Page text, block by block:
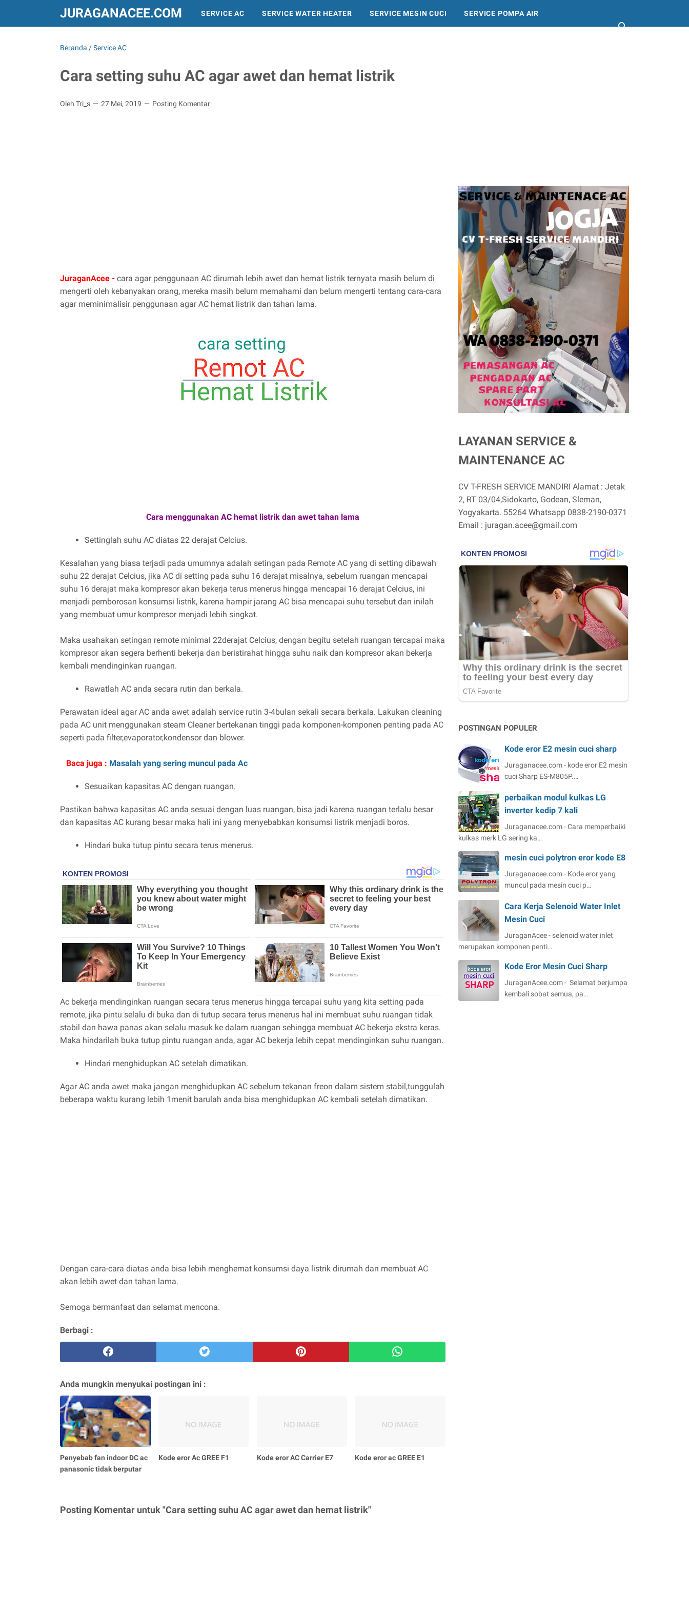
JURAGANACEE.COM SERVICE AC SERVICE WATER HEATER SERVICE MESIN CUCI SERVICE POMPA AIR
Beranda /Service AC
Cara setting suhu AC agar awet dan hemat listrik
Oleh Tri_s 27 Mei, 2019 Posting Komentar
JuraganAcee - cara agar penggunaan AC dirumah lebih awet dan hemat listrik ternyata masih belum di
mengerti oleh kebanyakan orang, mereka masih belum memahami dan belum mengerti tentang cara-cara
agar meminimalisir penggunaan agar AC hemat listrik dan tahan lama.
Cara menggunakan AC hemat listrik dan awet tahan lama
Settinglah suhu AC diatas 22 derajat Celcius.
Kesalahan yang biasa terjadi pada umumnya adalah setingan pada Remote AC yang di setting dibawah
suhu 22 derajat Celcius, jika AC di setting pada suhu 16 derajat misalnya, sebelum ruangan mencapai
suhu 16 derajat maka kompresor akan bekerja terus menerus hingga mencapai 16 derajat Celcius, ini
menjadi pemborosan konsumsi listrik, karena hampir jarang AC bisa mencapai suhu tersebut dan inilah
yang membuat umur kompresor menjadi lebih singkat.
Maka usahakan setingan remote minimal 22derajat Celcius, dengan begitu setelah ruangan tercapai maka
kompresor akan segera berhenti bekerja dan beristirahat hingga suhu naik dan kompresor akan bekerja
kembali mendinginkan ruangan.
Rawatlah AC anda secara rutin dan berkala.
Perawatan ideal agar AC anda awet adalah service rutin 3-4bulan sekali secara berkala. Lakukan cleaning
pada AC unit menggunakan steam Cleaner bertekanan tinggi pada komponen-komponen penting pada AC
seperti pada filter,evaporator,kondensor dan blower.
Baca juga : Masalah yang sering muncul pada Ac
Sesuaikan kapasitas AC dengan ruangan.
Pastikan bahwa kapasitas AC anda sesuai dengan luas ruangan, bisa jadi karena ruangan terlalu besar
dan kapasitas AC kurang besar maka hali ini yang menyebabkan konsumsi listrik menjadi boros.
Hindari buka tutup pintu secara terus menerus.
Ac bekerja mendinginkan ruangan secara terus menerus hingga tercapai suhu yang kita setting pada
remote, jika pintu selalu di buka dan di tutup secara terus menerus hal ini membuat suhu ruangan tidak
stabil dan hawa panas akan selalu masuk ke dalam ruangan sehingga membuat AC bekerja ekstra keras.
Maka hindarilah buka tutup pintu ruangan anda, agar AC bekerja lebih cepat mendinginkan suhu ruangan.
Hindari menghidupkan AC setelah dimatikan.
Agar AC anda awet maka jangan menghidupkan AC sebelum tekanan freon dalam sistem stabil,tunggulah
beberapa waktu kurang lebih 1menit barulah anda bisa menghidupkan AC kembali setelah dimatikan.
Dengan cara-cara diatas anda bisa lebih menghemat konsumsi daya listrik dirumah dan membuat AC
akan lebih awet dan tahan lama.
Semoga bermanfaat dan selamat mencona.
Berbagi :
Anda mungkin menyukai postingan ini :
Penyebab fan indoor DC ac
panasonic tidak berputar
Kode eror Ac GREE F1 Kode eror AC Carrier E7 Kode eror ac GREE E1
Posting Komentar untuk "Cara setting suhu AC agar awet dan hemat listrik"
LAYANAN SERVICE &
MAINTENANCE AC
CV T-FRESH SERVICE MANDIRI Alamat : Jetak
2, RT 03/04,Sidokarto, Godean, Sleman,
Yogyakarta. 55264 Whatsapp 0838-2190-0371
Email : juragan.acee@gmail.com
POSTINGAN POPULER
Kode eror E2 mesin cuci sharp
Juraganacee.com - kode eror E2 mesin
cuci Sharp ES-M805P.…
perbaikan modul kulkas LG
inverter kedip 7 kali
Juraganacee.com - Cara memperbaiki
kulkas merk LG sering ka…
mesin cuci polytron eror kode E8
Juraganacee.com - Kode eror yang
muncul pada mesin cuci p…
Cara Kerja Selenoid Water Inlet
Mesin Cuci
JuraganAcee - selenoid water inlet
merupakan komponen penti…
Kode Eror Mesin Cuci Sharp
JuraganAcee.com - Selamat berjumpa
kembali sobat semua, pa…